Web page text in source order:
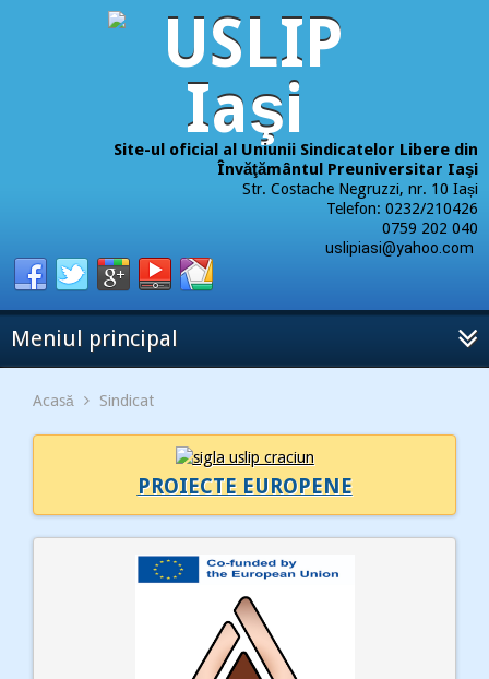
Site-ul oficial al Uniunii Sindicatelor Libere din
Învăţământul Preuniversitar Iaşi
Str. Costache Negruzzi, nr. 10 Iași
Telefon: 0232/210426
0759 202 040
uslipiasi@yahoo.com
Meniul principal
Acasă Sindicat
PROIECTE EUROPENE